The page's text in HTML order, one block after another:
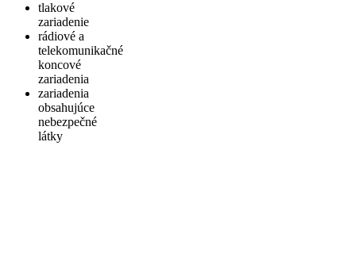
tlakové
zariadenie
rádiové a
telekomunikačné
koncové
zariadenia
zariadenia
obsahujúce
nebezpečné
látky